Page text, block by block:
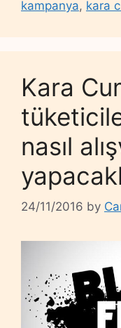
kampanya, kara
Kara
nasıl
24/11/2016 by